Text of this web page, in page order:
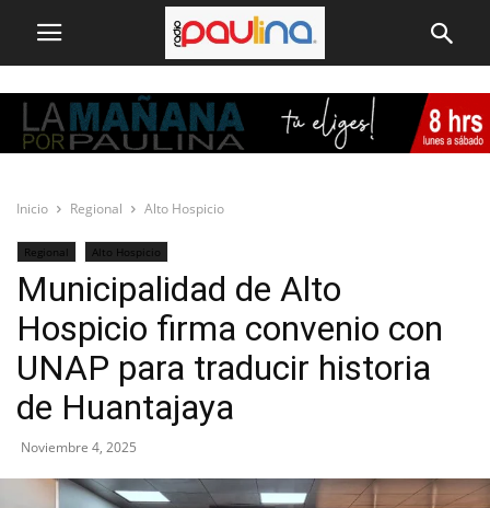
Inicio Regional Alto Hospicio
Regional Alto Hospicio
Municipalidad de Alto
Hospicio firma convenio con
UNAP para traducir historia
de Huantajaya
Noviembre 4, 2025